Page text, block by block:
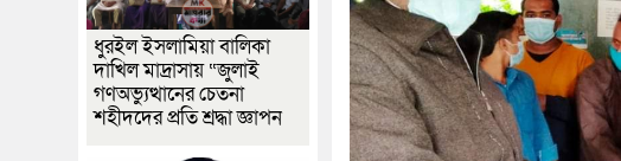
ধুরইল ইসলামিয়া বালিকা
দাখিল মাদ্রাসায় “জুলাই
গণঅভ্যুত্থানের চেতনা
শহীদদের প্রতি শ্রদ্ধা জ্ঞাপন